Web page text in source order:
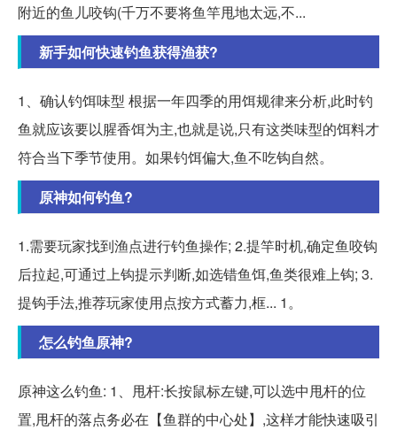
附近的鱼儿咬钩(千万不要将鱼竿甩地太远,不...
新手如何快速钓鱼获得渔获?
1、确认钓饵味型 根据一年四季的用饵规律来分析,此时钓
鱼就应该要以腥香饵为主,也就是说,只有这类味型的饵料才
符合当下季节使用。如果钓饵偏大,鱼不吃钩自然。
原神如何钓鱼?
1.需要玩家找到渔点进行钓鱼操作; 2.提竿时机,确定鱼咬钩
后拉起,可通过上钩提示判断,如选错鱼饵,鱼类很难上钩; 3.
提钩手法,推荐玩家使用点按方式蓄力,框... 1。
怎么钓鱼原神?
原神这么钓鱼: 1、甩杆:长按鼠标左键,可以选中甩杆的位
置,甩杆的落点务必在【鱼群的中心处】,这样才能快速吸引